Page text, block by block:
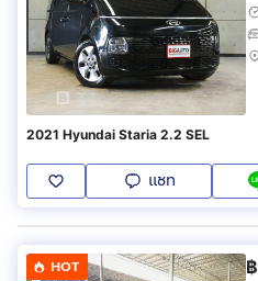
2021 Hyundai Staria 2.2 SEL
แชท
HOT ฿